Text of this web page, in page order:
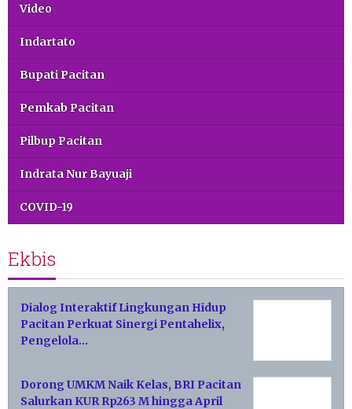
Video
Indartato
Bupati Pacitan
Pemkab Pacitan
Pilbup Pacitan
Indrata Nur Bayuaji
COVID-19
Ekbis
Dialog Interaktif Lingkungan Hidup
Pacitan Perkuat Sinergi Pentahelix,
Pengelola…
Dorong UMKM Naik Kelas, BRI Pacitan
Salurkan KUR Rp263 M hingga April